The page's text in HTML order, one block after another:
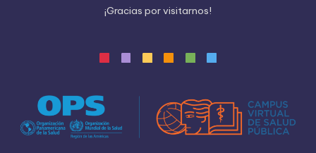
¡Gracias porvisitarnos!